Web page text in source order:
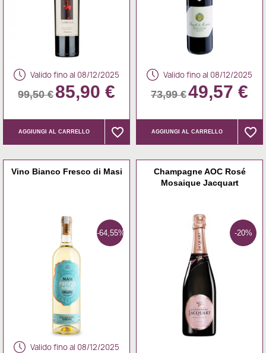
Valido fino al 08/12/2025
99,50 € 85,90 €
AGGIUNGI AL CARRELLO favorite_border
favorite_border
Valido fino al 08/12/2025
73,99 €49,57 €
AGGIUNGI AL CARRELLO favorite_border
favorite_border
Vino Bianco Fresco di Masi
-64,55%
Valido fino al 08/12/2025
Champagne AOC Rosé
Mosaique Jacquart
-20%